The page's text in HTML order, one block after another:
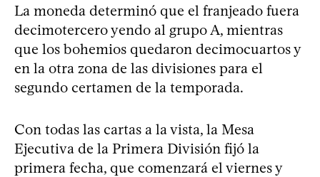
La moneda determinó que el franjeado fuera
decimotercero yendo al grupo A, mientras
que los bohemios quedaron decimocuartos y
en la otra zona de las divisiones para el
segundo certamen de la temporada.
Con todas las cartas a la vista, la Mesa
Ejecutiva de la Primera División fijó la
primera fecha, que comenzará el viernes y